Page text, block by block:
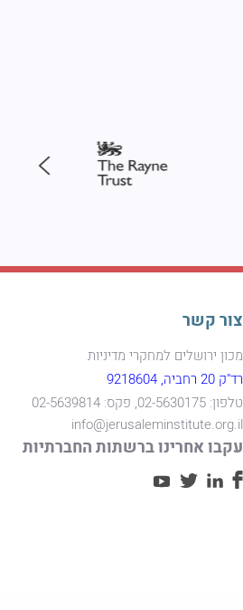
צור קשר
מכון ירושלים למחקרי מדיניות
רד"ק 20 רחביה, 9218604
טלפון: 02-5630175, פקס: 02-5639814
info@jerusaleminstitute.org.il
עקבו אחרינו ברשתות החברתיות